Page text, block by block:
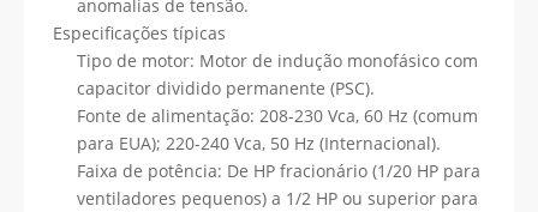
anomalias de tensão.
Especificações típicas
Tipo de motor: Motor de indução monofásico com
capacitor dividido permanente (PSC).
Fonte de alimentação: 208-230 Vca, 60 Hz (comum
para EUA); 220-240 Vca, 50 Hz (Internacional).
Faixa de potência: De HP fracionário (1/20 HP para
ventiladores pequenos) a 1/2 HP ou superior para